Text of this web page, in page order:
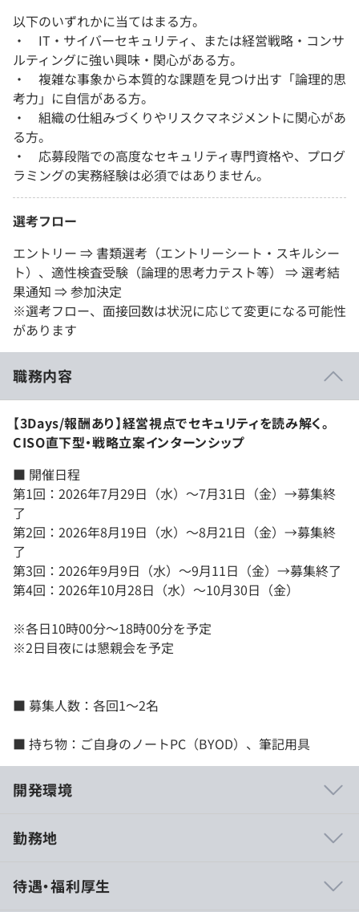
以下のいずれかに当てはまる方。
・ IT・サイバーセキュリティ、または経営戦略・コンサ
ルティングに強い興味・関心がある方。
・ 複雑な事象から本質的な課題を見つけ出す「論理的思
考力」に自信がある方。
・ 組織の仕組みづくりやリスクマネジメントに関心があ
る方。
・ 応募段階での高度なセキュリティ専門資格や、プログ
ラミングの実務経験は必須ではありません。
選考フロー
エントリー ⇒ 書類選考（エントリーシート・スキルシー
ト）、適性検査受験（論理的思考力テスト等） ⇒ 選考結
果通知 ⇒ 参加決定
※選考フロー、面接回数は状況に応じて変更になる可能性
があります
職務内容
【3Days/報酬あり】経営視点でセキュリティを読み解く。
CISO直下型・戦略立案インターンシップ
■ 開催日程
第1回：2026年7月29日（水）〜7月31日（金）→募集終
了
第2回：2026年8月19日（水）〜8月21日（金）→募集終
了
第3回：2026年9月9日（水）〜9月11日（金）→募集終了
第4回：2026年10月28日（水）～10月30日（金）
※各日10時00分〜18時00分を予定
※2日目夜には懇親会を予定
■ 募集人数：各回1〜2名
■ 持ち物：ご自身のノートPC（BYOD）、筆記用具
開発環境
入社後、経済知識などの研修やビジネスマナー研修があり
勤務地
待遇・福利厚生